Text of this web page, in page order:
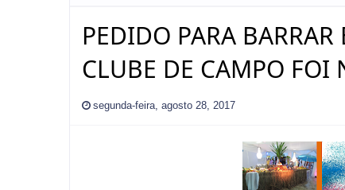
PEDIDO PARA
CLUBE DE CAMPO FOI
segunda-feira, agosto 28, 2017